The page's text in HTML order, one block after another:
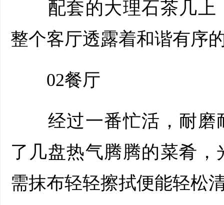
配套的大理石茶几上
整个客厅透露着和谐有序
02餐厅
经过一番忙活，耐磨
了几盘热气腾腾的菜肴
需抹布轻轻擦拭便能轻松